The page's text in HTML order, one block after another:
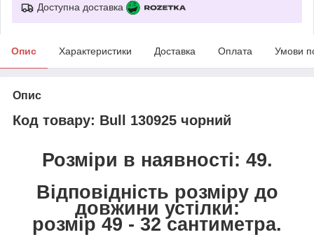
Доступна доставка
Опис Характеристики Доставка Оплата Умови
Опис
Код товару: Bull 130925 чорний
Розміри в наявності: 49.
Відповідність розміру до
довжини устілки:
розмір 49 - 32 сантиметра.